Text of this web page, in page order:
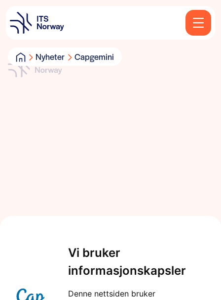
Vi bruker
informasjonskapsler
Denne nettsiden bruker
Nyheter Capgemini
Capgemini
2 minutter